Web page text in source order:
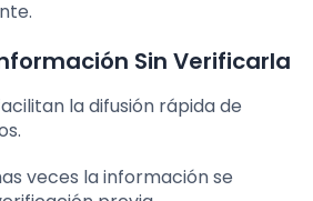
Sin Verificarla
la difusión rápida de
veces la información se